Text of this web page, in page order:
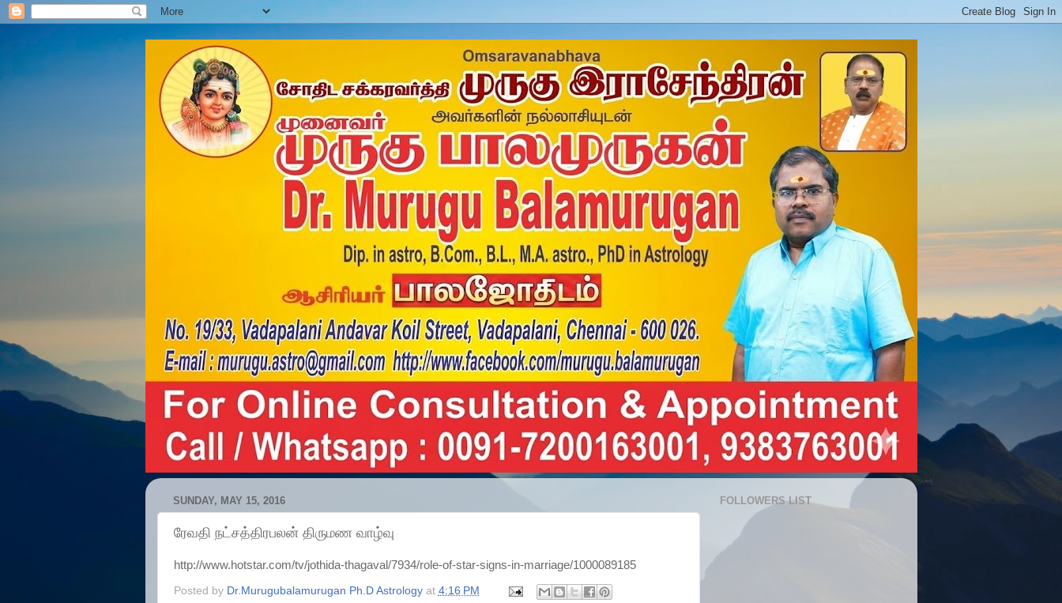
SUNDAY, MAY 15, 2016
ரேவதி நட்சத்திரபலன் திருமண வாழ்வு
http://www.hotstar.com/tv/jothida-thagaval/7934/role-of-star-signs-in-marriage/1000089185
Posted by Dr.Murugubalamurugan Ph.D Astrology at 4:16 PM
FOLLOWERS LIST